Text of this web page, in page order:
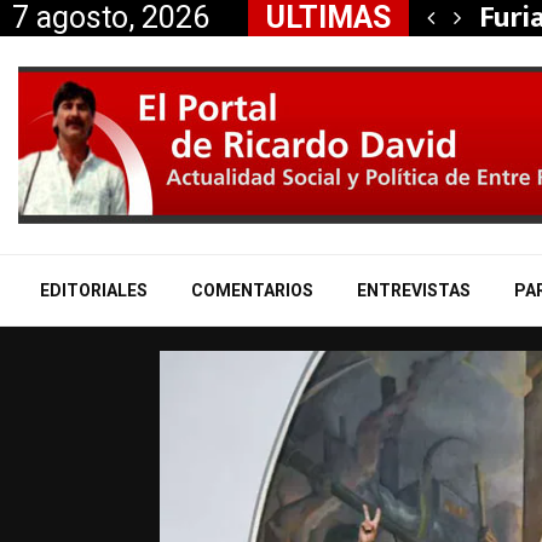
7 agosto, 2026 ULTIMAS
de Itasa, la…
EDITORIALES COMENTARIOS ENTREVISTAS